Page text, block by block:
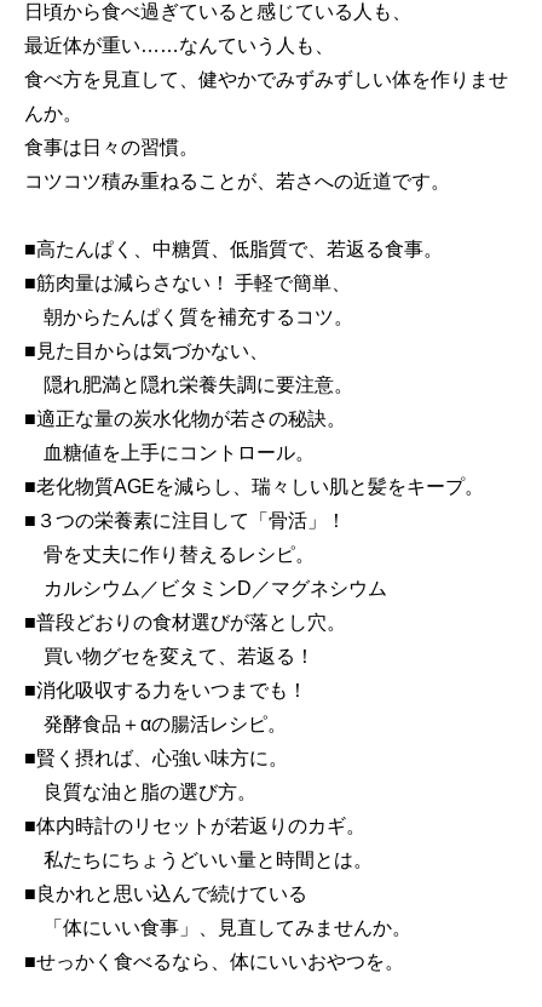
日頃から食べ過ぎていると感じている人も、
最近体が重い……なんていう人も、
食べ方を見直して、健やかでみずみずしい体を作りませ
んか。
食事は日々の習慣。
コツコツ積み重ねることが、若さへの近道です。
■高たんぱく、中糖質、低脂質で、若返る食事。
■筋肉量は減らさない！ 手軽で簡単、
朝からたんぱく質を補充するコツ。
■見た目からは気づかない、
隠れ肥満と隠れ栄養失調に要注意。
■適正な量の炭水化物が若さの秘訣。
血糖値を上手にコントロール。
■老化物質AGEを減らし、瑞々しい肌と髪をキープ。
■３つの栄養素に注目して「骨活」！
骨を丈夫に作り替えるレシピ。
カルシウム／ビタミンD／マグネシウム
■普段どおりの食材選びが落とし穴。
買い物グセを変えて、若返る！
■消化吸収する力をいつまでも！
発酵食品＋αの腸活レシピ。
■賢く摂れば、心強い味方に。
良質な油と脂の選び方。
■体内時計のリセットが若返りのカギ。
私たちにちょうどいい量と時間とは。
■良かれと思い込んで続けている
「体にいい食事」、見直してみませんか。
■せっかく食べるなら、体にいいおやつを。